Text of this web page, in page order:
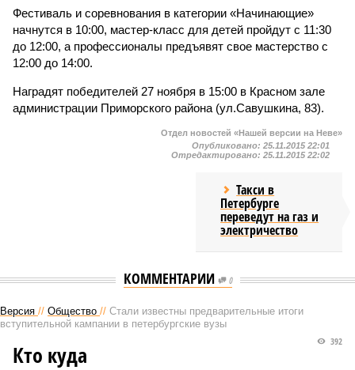
Фестиваль и соревнования в категории «Начинающие»
начнутся в 10:00, мастер-класс для детей пройдут с 11:30
до 12:00, а профессионалы предъявят свое мастерство с
12:00 до 14:00.
Наградят победителей 27 ноября в 15:00 в Красном зале
администрации Приморского района (ул.Савушкина, 83).
Отдел новостей «Нашей версии на Неве»
Опубликовано: 25.11.2015 22:01
Отредактировано: 25.11.2015 22:02
Такси в
Петербурге
переведут на газ и
электричество
КОММЕНТАРИИ 0
Версия // Общество // Стали известны предварительные итоги
вступительной кампании в петербургские вузы
392
Кто куда